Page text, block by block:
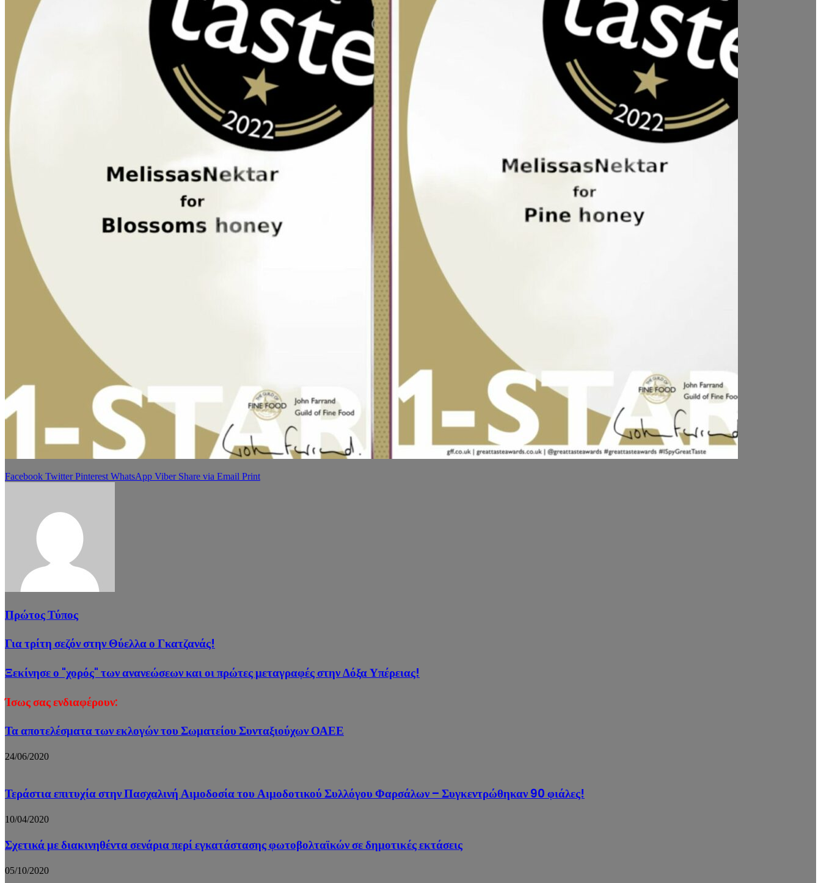
Facebook Twitter Pinterest WhatsApp Viber Share via Email Print
Πρώτος Τύπος
Για τρίτη σεζόν στην Θύελλα ο Γκατζανάς!
Ξεκίνησε ο "χορός" των ανανεώσεων και οι πρώτες μεταγραφές στην Δόξα Υπέρειας!
Ίσως σας ενδιαφέρουν:
Τα αποτελέσματα των εκλογών του Σωματείου Συνταξιούχων ΟΑΕΕ
24/06/2020
Τεράστια επιτυχία στην Πασχαλινή Αιμοδοσία του Αιμοδοτικού Συλλόγου Φαρσάλων – Συγκεντρώθηκαν 90 φιάλες!
10/04/2020
Σχετικά με διακινηθέντα σενάρια περί εγκατάστασης φωτοβολταϊκών σε δημοτικές εκτάσεις
05/10/2020